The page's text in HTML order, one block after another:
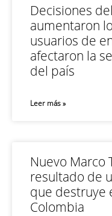
Decisiones
aumentaron
usuarios de
afectaron la
del país
Leer más »
Nuevo Marco
resultado de
que destruye
Colombia